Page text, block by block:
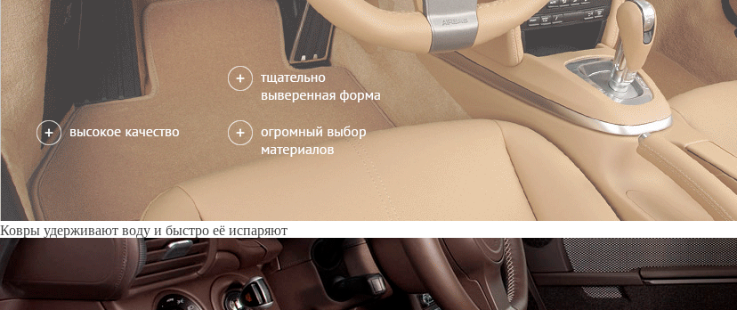
Только качественные российские материалы
Каталог ковриков для автомобилей
» Mercedes
Vito (W447)
Автоковрики для Mercedes Vito (W447) 2014-н.в.
Поколение:
3 поколение и рестайлинг Кузов: W447
На Vito ковры изготавливаем только индивидуально, требуется автомобиль на примерку. Онлайн можно заказать
зависимости от сложности замера.